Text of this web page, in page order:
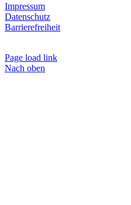
Impressum
Datenschutz
Barrierefreiheit
Page load link
Nach oben